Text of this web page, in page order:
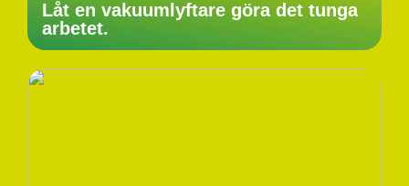
Låt en vakuumlyftare göra det tunga
arbetet.